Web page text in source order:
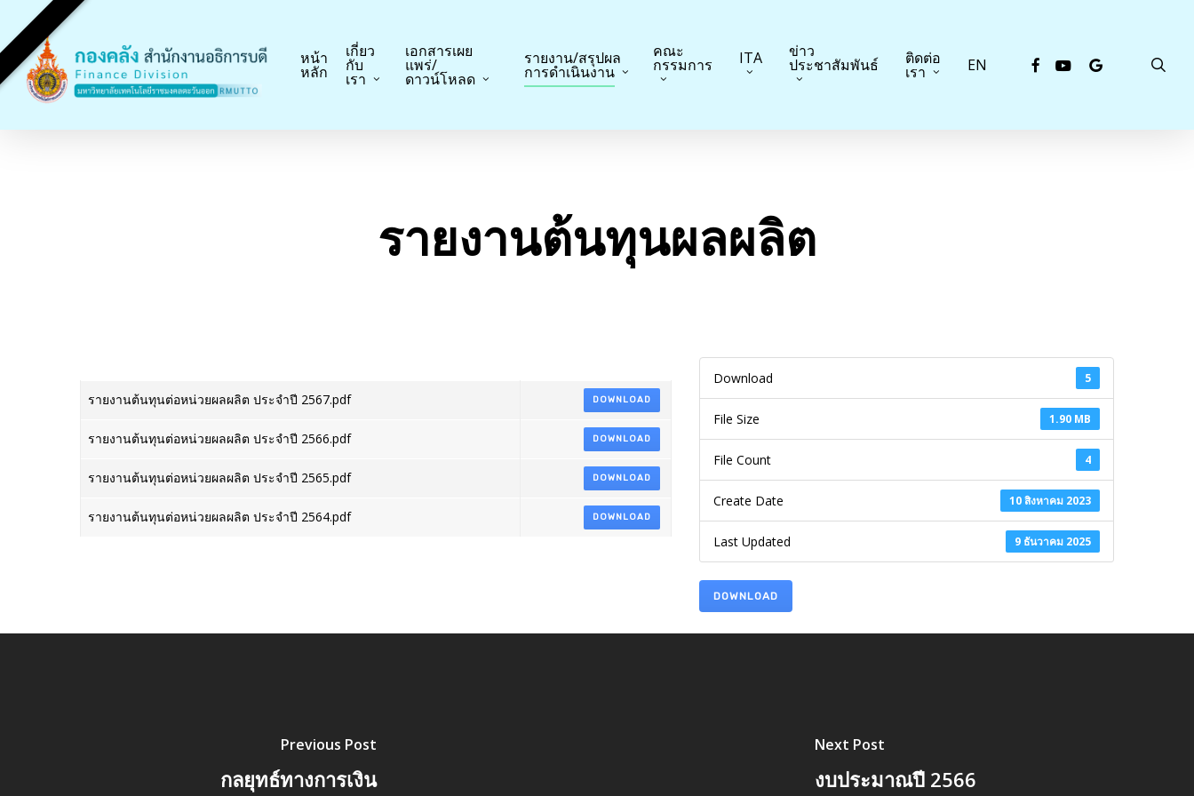
main
content
หน้า
หลัก
เกี่ยว
กับ
เรา
เอกสารเผย
แพร่/
ดาวน์โหลด
รายงาน/สรุปผล
การดำเนินงาน
คณะ
กรรมการ ITA ข่าว
ประชาสัมพันธ์ ติดต่อ
เรา EN facebookyoutubegoogle-
plus
รายงานต้นทุนผลผลิต
รายงานต้นทุนต่อหน่วยผลผลิต ประจำปี 2567.pdf DOWNLOAD
รายงานต้นทุนต่อหน่วยผลผลิต ประจำปี 2566.pdf DOWNLOAD
รายงานต้นทุนต่อหน่วยผลผลิต ประจำปี 2565.pdf DOWNLOAD
รายงานต้นทุนต่อหน่วยผลผลิต ประจำปี 2564.pdf DOWNLOAD
5
Download
1.90 MB
File Size
4
File Count
10 สิงหาคม 2023
Create Date
9 ธันวาคม 2025
Last Updated
DOWNLOAD
Previous Post
กลยุทธ์ทางการเงิน
Next Post
งบประมาณปี 2566